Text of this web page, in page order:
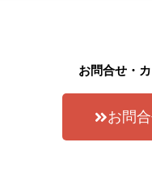
お問合せ・
お問